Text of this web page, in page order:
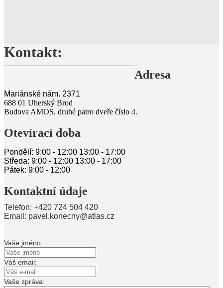
Kontakt:
Adresa
Mariánské nám. 2371
688 01 Uherský Brod
Budova AMOS, druhé patro dveře číslo 4.
Otevírací doba
Pondělí: 9:00 - 12:00 13:00 - 17:00
Středa: 9:00 - 12:00 13:00 - 17:00
Pátek: 9:00 - 12:00
Kontaktní údaje
Telefon: +420 724 504 420
Email: pavel.konecny@atlas.cz
Vaše jméno:
Váš email:
Vaše zpráva: